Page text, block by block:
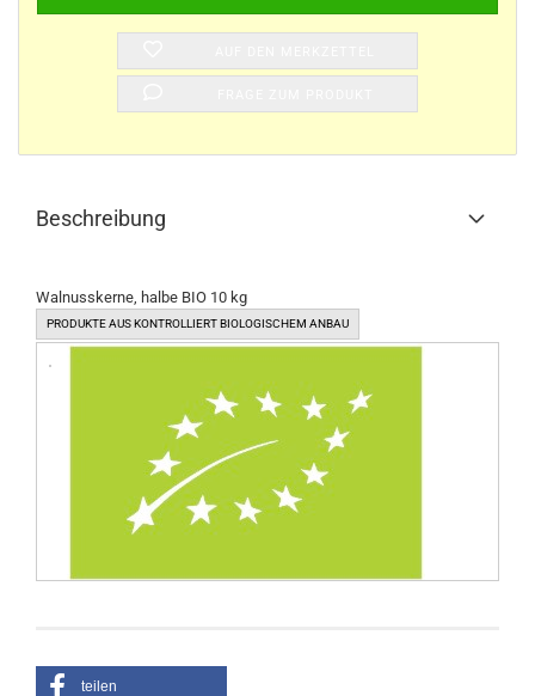
Beschreibung
Walnusskerne, halbe BIO 10 kg
PRODUKTE AUS KONTROLLIERT BIOLOGISCHEM ANBAU
teilen